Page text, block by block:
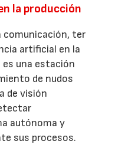
la producción
comunicación, ter
artificial en la
una estación
de nudos
de visión
autónoma y
sus procesos.